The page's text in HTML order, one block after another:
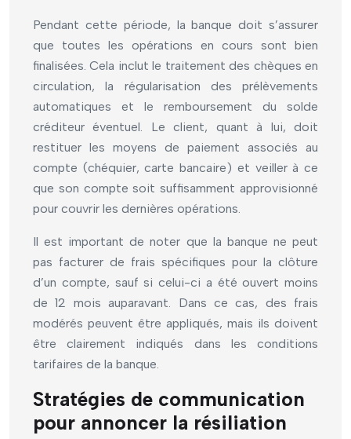
Pendant cette période, la banque doit s’assurer
que toutes les opérations en cours sont bien
finalisées. Cela inclut le traitement des chèques en
circulation, la régularisation des prélèvements
automatiques et le remboursement du solde
créditeur éventuel. Le client, quant à lui, doit
restituer les moyens de paiement associés au
compte (chéquier, carte bancaire) et veiller à ce
que son compte soit suffisamment approvisionné
pour couvrir les dernières opérations.
Il est important de noter que la banque ne peut
pas facturer de frais spécifiques pour la clôture
d’un compte, sauf si celui-ci a été ouvert moins
de 12 mois auparavant. Dans ce cas, des frais
modérés peuvent être appliqués, mais ils doivent
être clairement indiqués dans les conditions
tarifaires de la banque.
Stratégies de communication
pour annoncer la résiliation